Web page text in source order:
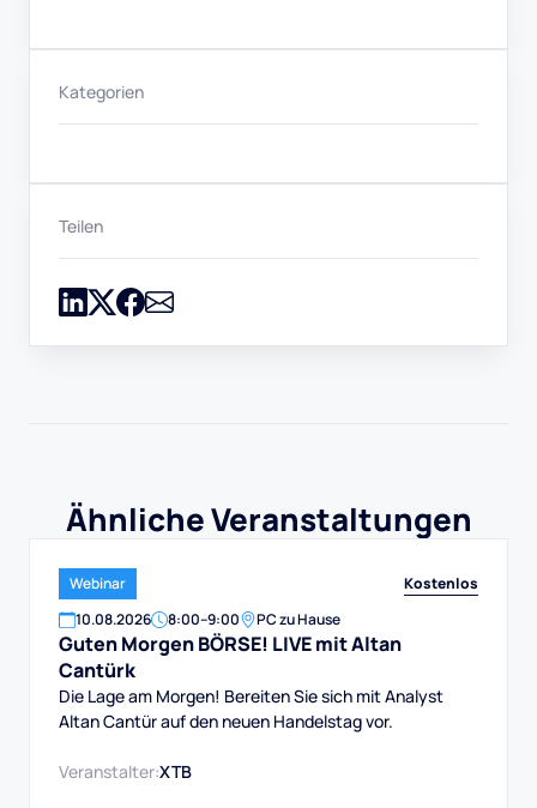
Kategorien
Teilen
Ähnliche Veranstaltungen
Webinar
Kostenlos
10.08.2026 8:00–9:00 PC zu Hause
Guten Morgen BÖRSE! LIVE mit Altan
Cantürk
Die Lage am Morgen! Bereiten Sie sich mit Analyst
Altan Cantür auf den neuen Handelstag vor.
Veranstalter:XTB